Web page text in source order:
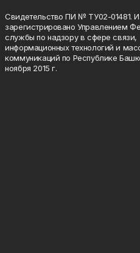
Свидетельство ПИ № ТУ02-01481.
зарегистрировано Управлением
службы по надзору в сфере связи,
информационных технологий и
коммуникаций по Республике
ноября 2015 г.